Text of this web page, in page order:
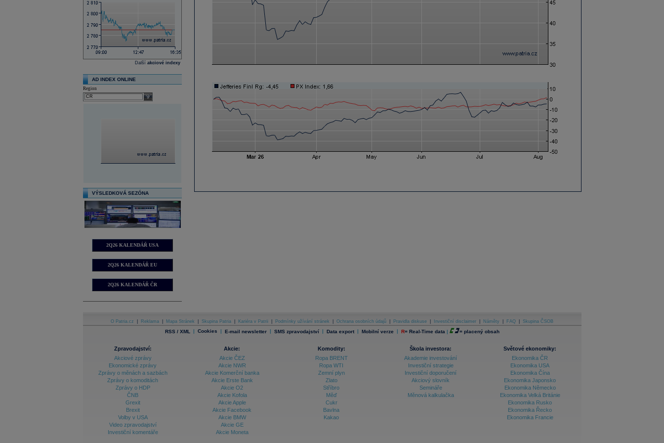
Další akciové indexy
AD INDEX ONLINE
Region
select
VÝSLEDKOVÁ SEZÓNA
2Q26 KALENDÁŘ USA
2Q26 KALENDÁŘ EU
2Q26 KALENDÁŘ ČR
O Patria.cz Reklama Mapa Stránek Skupina Patria Kariéra v Patrii Podmínky užívání stránek Ochrana osobních údajů Pravidla diskuse Investiční disclaimer Náměty FAQ Skupina ČSOB
RSS / XML | Cookies | E-mail newsletter | SMS zpravodajství | Data export | Mobilní verze | R= Real-Time data | = placený obsah
Zpravodajství:
Akciové zprávy
Ekonomické zprávy
Zprávy o měnách a sazbách
Zprávy o komoditách
Zprávy o HDP
ČNB
Grexit
Brexit
Volby v USA
Video zpravodajství
Investiční komentáře
Akcie:
Akcie ČEZ
Akcie NWR
Akcie Komerční banka
Akcie Erste Bank
Akcie O2
Akcie Kofola
Akcie Apple
Akcie Facebook
Akcie BMW
Akcie GE
Akcie Moneta
Komodity:
Ropa BRENT
Ropa WTI
Zemní plyn
Zlato
Stříbro
Měď
Cukr
Bavlna
Kakao
Škola investora:
Akademie investování
Investiční strategie
Investiční doporučení
Akciový slovník
Semináře
Měnová kalkulačka
Světové ekonomiky:
Ekonomika ČR
Ekonomika USA
Ekonomika Čína
Ekonomika Japonsko
Ekonomika Německo
Ekonomika Velká Británie
Ekonomika Rusko
Ekonomika Řecko
Ekonomika Francie